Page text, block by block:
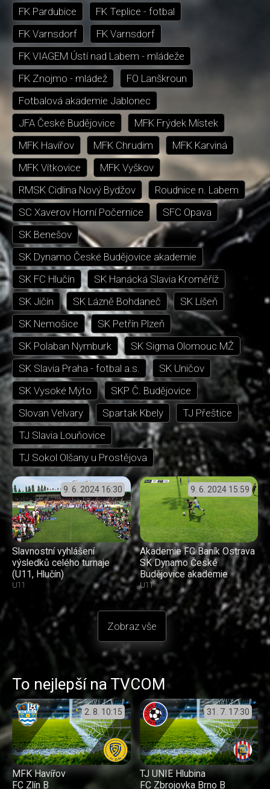
FK Pardubice
FK Teplice - fotbal
FK Varnsdorf
FK Varnsdorf
FK VIAGEM Ústí nad Labem - mládeže
FK Znojmo - mládež
FO Lanškroun
Fotbalová akademie Jablonec
JFA České Budějovice
MFK Frýdek Místek
MFK Havířov
MFK Chrudim
MFK Karviná
MFK Vítkovice
MFK Vyškov
RMSK Cidlina Nový Bydžov
Roudnice n. Labem
SC Xaverov Horní Počernice
SFC Opava
SK Benešov
SK Dynamo České Budějovice akademie
SK FC Hlučín
SK Hanácká Slavia Kroměříž
SK Jičín
SK Lázně Bohdaneč
SK Líšeň
SK Nemošice
SK Petřín Plzeň
SK Polaban Nymburk
SK Sigma Olomouc MŽ
SK Slavia Praha - fotbal a.s.
SK Uničov
SK Vysoké Mýto
SKP Č. Budějovice
Slovan Velvary
Spartak Kbely
TJ Přeštice
TJ Slavia Louňovice
TJ Sokol Olšany u Prostějova
9. 6. 2024 16:30
Slavnostní vyhlášení
výsledků celého turnaje
(U11, Hlučín)
U11
9. 6. 2024 15:59
Akademie FC Baník Ostrava
SK Dynamo České
Budějovice akademie
U11
Zobraz vše
To nejlepší na TVCOM
2. 8. 10:15
MFK Havířov
FC Zlín B
31. 7. 17:30
TJ UNIE Hlubina
FC Zbrojovka Brno B